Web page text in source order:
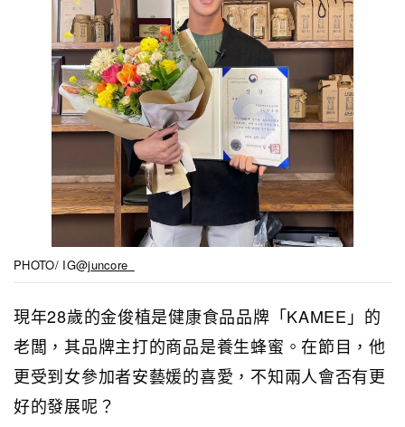
PHOTO/ IG@juncore_
現年28歲的金俊植是健康食品品牌「KAMEE」的
老闆，其品牌主打的商品是養生蜂蜜。在節目，他
更受到女參加者安藝媛的喜愛，不知兩人會否有更
好的發展呢？